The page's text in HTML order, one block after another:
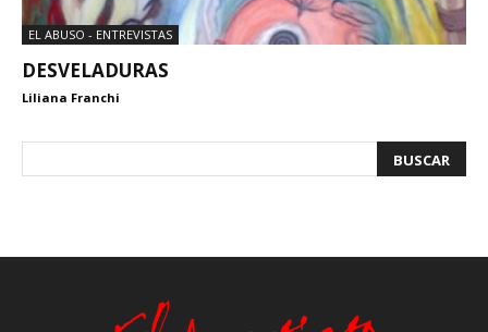
EL ABUSO - ENTREVISTAS
DESVELADURAS
Liliana Franchi